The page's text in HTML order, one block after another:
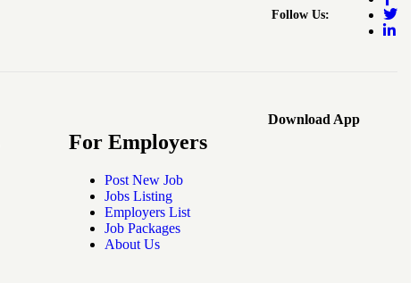
Follow Us:
For Employers
Post New Job
Jobs Listing
Employers List
Job Packages
About Us
Download App